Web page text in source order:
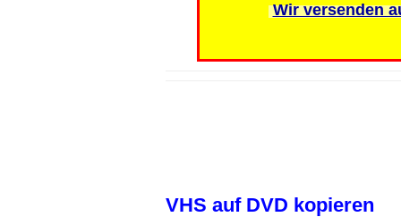
Wir versenden
VHS auf DVD kopieren